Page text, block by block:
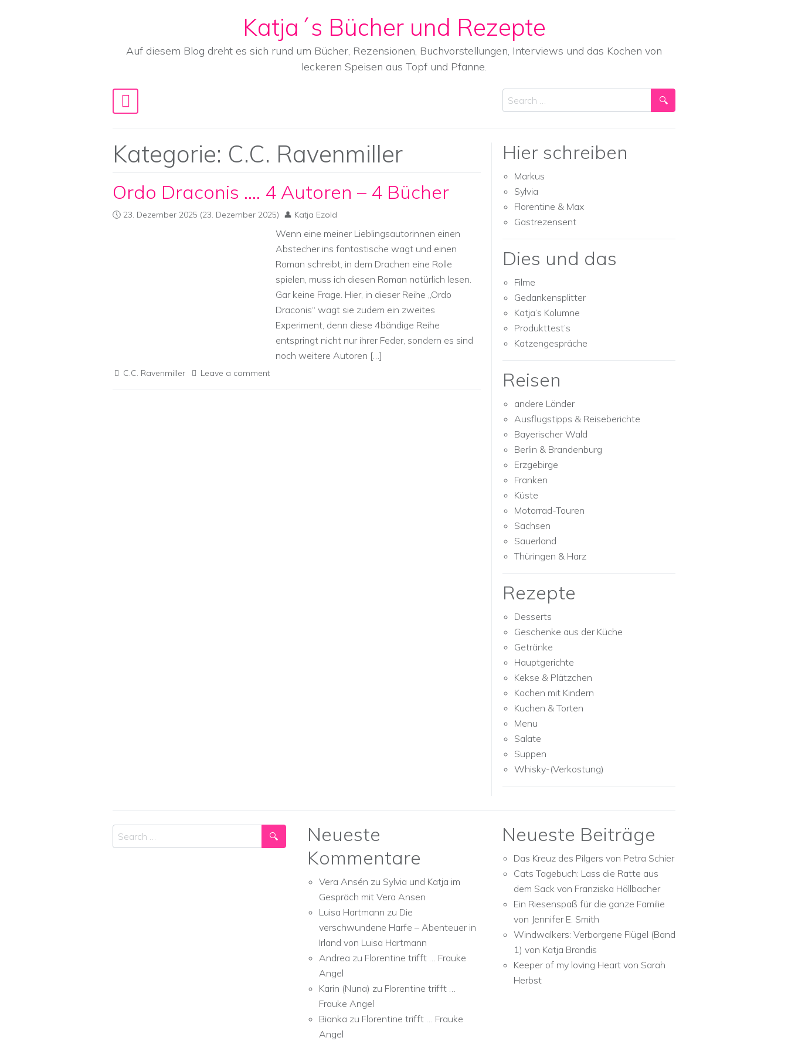
Katja´s Bücher und Rezepte
Auf diesem Blog dreht es sich rund um Bücher, Rezensionen, Buchvorstellungen, Interviews und das Kochen von
leckeren Speisen aus Topf und Pfanne.
Main Navigation
Search
Kategorie: C.C. Ravenmiller
Ordo Draconis …. 4 Autoren – 4 Bücher
23. Dezember 2025 (23. Dezember 2025) Katja Ezold
Wenn eine meiner Lieblingsautorinnen einen
Abstecher ins fantastische wagt und einen
Roman schreibt, in dem Drachen eine Rolle
spielen, muss ich diesen Roman natürlich lesen.
Gar keine Frage. Hier, in dieser Reihe „Ordo
Draconis“ wagt sie zudem ein zweites
Experiment, denn diese 4bändige Reihe
entspringt nicht nur ihrer Feder, sondern es sind
noch weitere Autoren […]
C.C. Ravenmiller Leave a comment
Hier schreiben
Markus
Sylvia
Florentine & Max
Gastrezensent
Dies und das
Filme
Gedankensplitter
Katja’s Kolumne
Produkttest’s
Katzengespräche
Reisen
andere Länder
Ausflugstipps & Reiseberichte
Bayerischer Wald
Berlin & Brandenburg
Erzgebirge
Franken
Küste
Motorrad-Touren
Sachsen
Sauerland
Thüringen & Harz
Rezepte
Desserts
Geschenke aus der Küche
Getränke
Hauptgerichte
Kekse & Plätzchen
Kochen mit Kindern
Kuchen & Torten
Menu
Salate
Suppen
Whisky-(Verkostung)
Search
Neueste
Kommentare
Vera Ansén zu Sylvia und Katja im
Gespräch mit Vera Ansen
Luisa Hartmann zu Die
verschwundene Harfe – Abenteuer in
Irland von Luisa Hartmann
Andrea zu Florentine trifft … Frauke
Angel
Karin (Nuna) zu Florentine trifft …
Frauke Angel
Bianka zu Florentine trifft … Frauke
Angel
Neueste Beiträge
Das Kreuz des Pilgers von Petra Schier
Cats Tagebuch: Lass die Ratte aus
dem Sack von Franziska Höllbacher
Ein Riesenspaß für die ganze Familie
von Jennifer E. Smith
Windwalkers: Verborgene Flügel (Band
1) von Katja Brandis
Keeper of my loving Heart von Sarah
Herbst